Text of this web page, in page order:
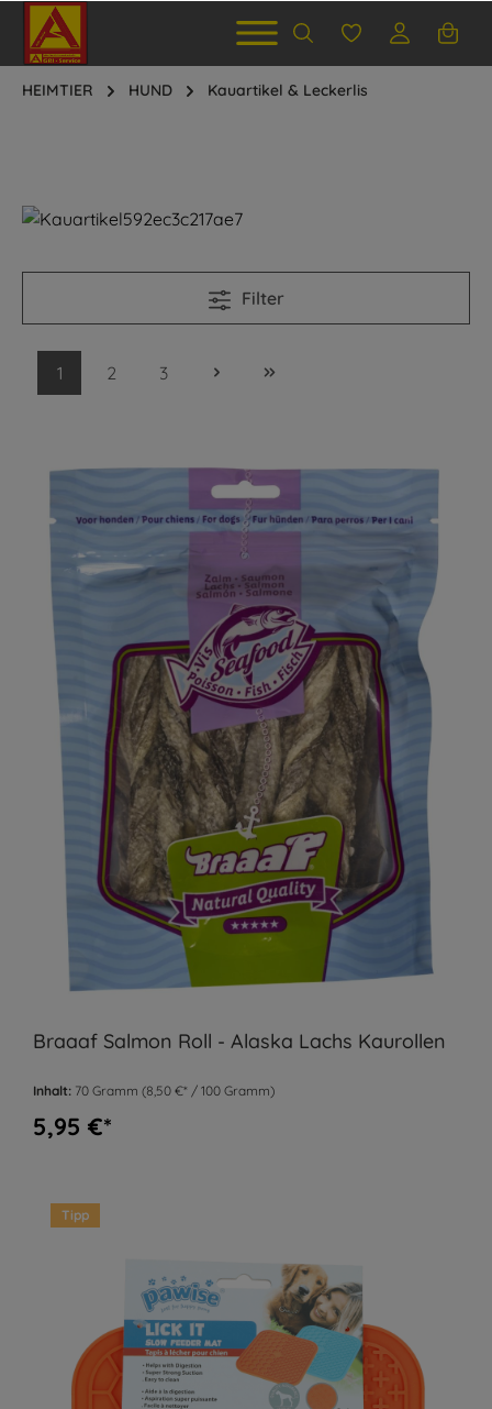
HEIMTIER HUND Kauartikel & Leckerlis
Filter
1 2 3
Braaaf Salmon Roll - Alaska Lachs Kaurollen
Inhalt: 70 Gramm (8,50 €* / 100 Gramm)
5,95 €*
Tipp